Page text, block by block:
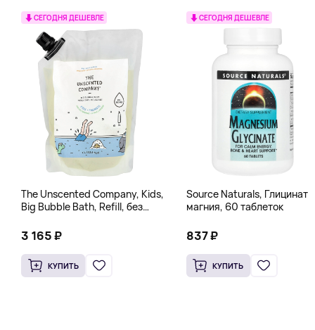
СЕГОДНЯ ДЕШЕВЛЕ
The Unscented Company, Kids,
Big Bubble Bath, Refill, без
Унции)
3 165 ₽
КУПИТЬ
СЕГОДНЯ ДЕШЕВЛЕ
Source Naturals, Глицинат
магния, 60 таблеток
837 ₽
КУПИТЬ